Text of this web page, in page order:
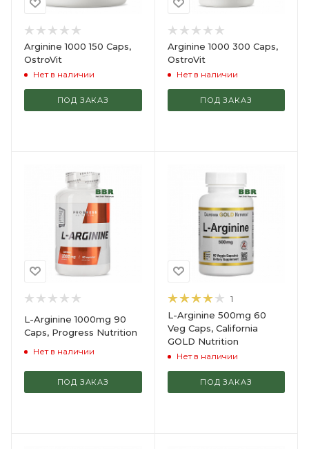
Arginine 1000 150 Caps,
OstroVit
Нет в наличии
ПОД ЗАКАЗ
Arginine 1000 300 Caps,
OstroVit
Нет в наличии
ПОД ЗАКАЗ
L-Arginine 1000mg 90
Caps, Progress Nutrition
Нет в наличии
ПОД ЗАКАЗ
1
L-Arginine 500mg 60
Veg Caps, California
GOLD Nutrition
Нет в наличии
ПОД ЗАКАЗ